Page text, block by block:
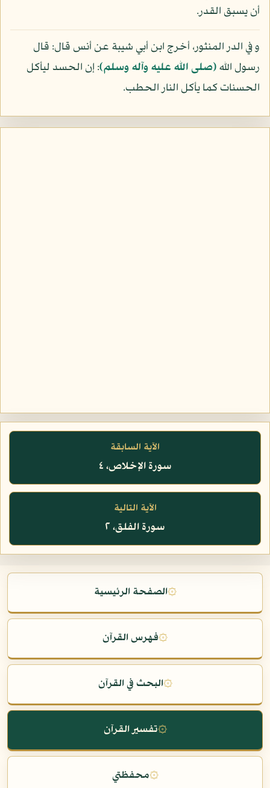
أن يسبق القدر.
و في الدر المنثور، أخرج ابن أبي شيبة عن أنس قال: قال
رسول الله(صلى الله عليه وآله وسلم): إن الحسد ليأكل
الحسنات كما يأكل النار الحطب.
الآية السابقة
سورة الإخلاص، ٤
الآية التالية
سورة الفلق، ٢
۞الصفحة الرئيسية
۞فهرس القرآن
۞البحث في القرآن
۞تفسير القرآن
۞محفظتي